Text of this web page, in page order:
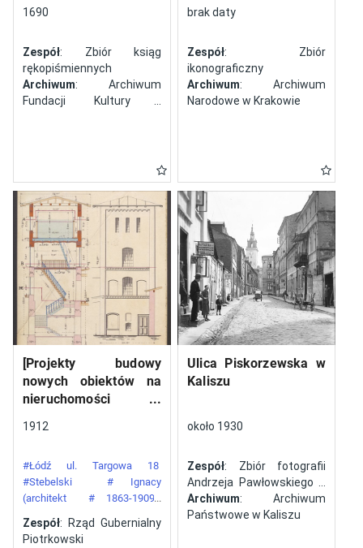
1690
Zespół: Zbiór ksiąg
rękopiśmiennych
Archiwum: Archiwum
Fundacji Kultury i
brak daty
Zespół: Zbiór
ikonograficzny
Archiwum: Archiwum
Narodowe w Krakowie
[Projekty budowy
nowych obiektów na
nieruchomości
numerem 34 przy ulicy
Łodzi]
1912
#Łódź ul. Targowa 18
#Stebelski
# Ignacy
(architekt
# 1863-1909)
Zespół: Rząd Gubernialny
Piotrkowski
Ulica Piskorzewska w
Kaliszu
około 1930
Zespół: Zbiór fotografii
Andrzeja Pawłowskiego z
Kalisza
Archiwum: Archiwum
Państwowe w Kaliszu